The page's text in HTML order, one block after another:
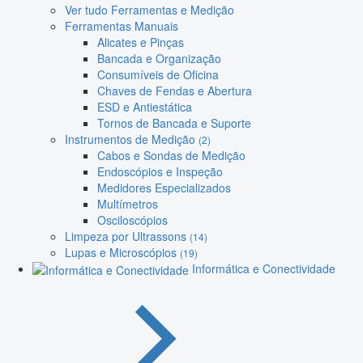
Ver tudo Ferramentas e Medição
Ferramentas Manuais
Alicates e Pinças
Bancada e Organização
Consumíveis de Oficina
Chaves de Fendas e Abertura
ESD e Antiestática
Tornos de Bancada e Suporte
Instrumentos de Medição (2)
Cabos e Sondas de Medição
Endoscópios e Inspeção
Medidores Especializados
Multímetros
Osciloscópios
Limpeza por Ultrassons (14)
Lupas e Microscópios (19)
Informática e Conectividade